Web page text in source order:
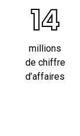
14
millions
de chiffre
d’affaires